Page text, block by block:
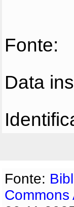
Fonte:
Data
Fonte:
Commons